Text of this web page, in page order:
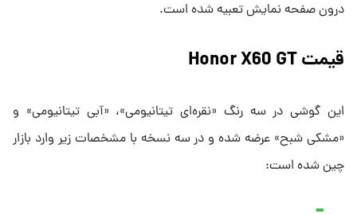
درون صفحه نمایش تعبیه شده است.
قیمت Honor X60 GT
این گوشی در سه رنگ «نقره‌ای تیتانیومی»، «آبی تیتانیومی» و
«مشکی شبح» عرضه شده و در سه نسخه با مشخصات زیر وارد بازار
چین شده است: